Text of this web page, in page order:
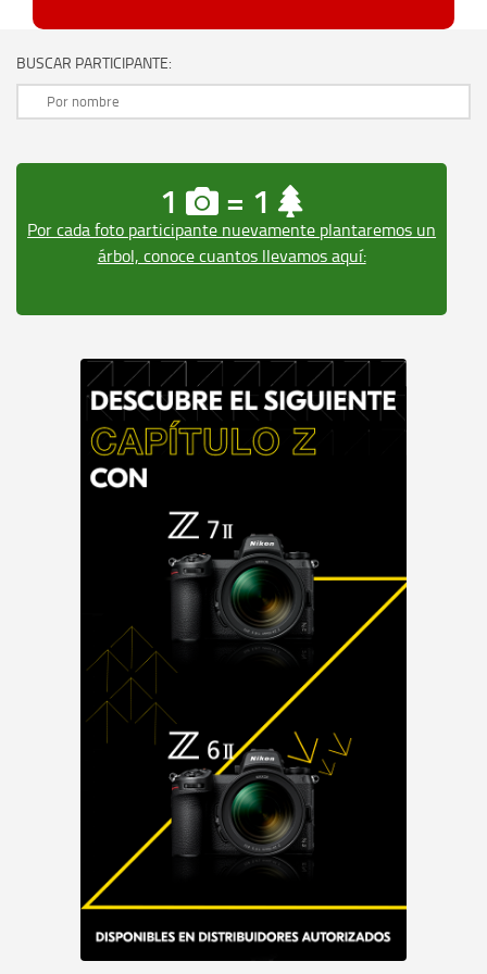
BUSCAR PARTICIPANTE:
1 = 1
Por cada foto participante nuevamente plantaremos un
árbol, conoce cuantos llevamos aquí: